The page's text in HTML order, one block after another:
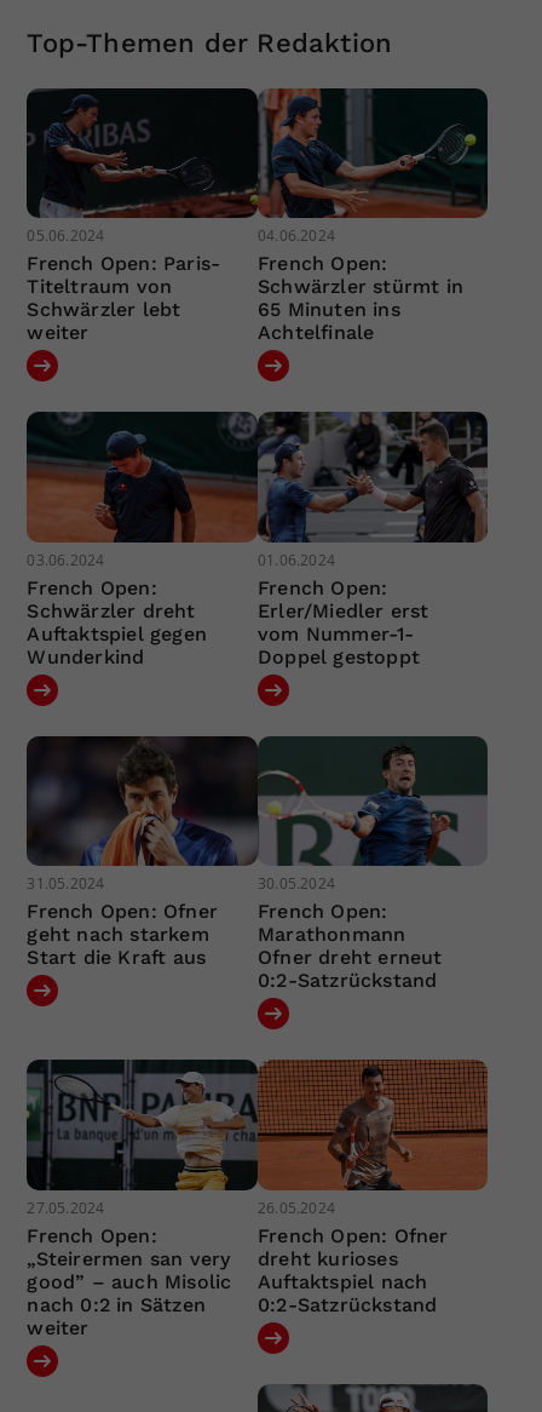
Top-Themen der Redaktion
05.06.2024
French Open: Paris-
Titeltraum von
Schwärzler lebt
weiter
04.06.2024
French Open:
Schwärzler stürmt in
65 Minuten ins
Achtelfinale
03.06.2024
French Open:
Schwärzler dreht
Auftaktspiel gegen
Wunderkind
01.06.2024
French Open:
Erler/Miedler erst
vom Nummer-1-
Doppel gestoppt
31.05.2024
French Open: Ofner
geht nach starkem
Start die Kraft aus
30.05.2024
French Open:
Marathonmann
Ofner dreht erneut
0:2-Satzrückstand
27.05.2024
French Open:
„Steirermen san very
good” – auch Misolic
nach 0:2 in Sätzen
weiter
26.05.2024
French Open: Ofner
dreht kurioses
Auftaktspiel nach
0:2-Satzrückstand